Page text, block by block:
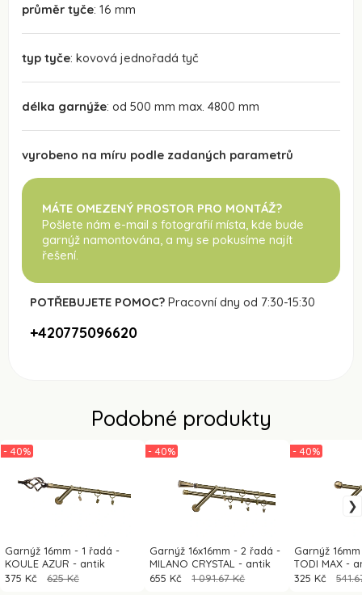
průměr tyče: 16 mm
typ tyče: kovová jednořadá tyč
délka garnýže: od 500 mm max. 4800 mm
vyrobeno na míru podle zadaných parametrů
MÁTE OMEZENÝ PROSTOR PRO MONTÁŽ?
Pošlete nám e-mail s fotografií místa, kde bude
garnýž namontována , a my se pokusíme najít
řešení.
POTŘEBUJETE POMOC? Pracovní dny od 7:30-15:30
+420775096620
Podobné produkty
Garnýž 16mm - 1 řadá -
KOULE AZUR - antik
- 40%
375 Kč 625 Kč
Garnýž 16x16mm - 2 řadá -
MILANO CRYSTAL - antik
- 40%
655 Kč 1 091.67 Kč
Garnýž
TODI MAX -
- 40%
325 Kč